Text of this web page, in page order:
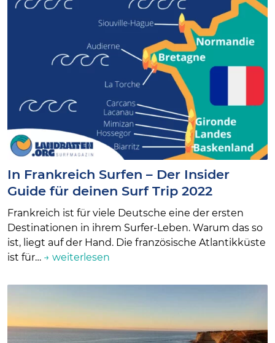
In Frankreich Surfen – Der Insider
Guide für deinen Surf Trip 2022
Frankreich ist für viele Deutsche eine der ersten
Destinationen in ihrem Surfer-Leben. Warum das so
ist, liegt auf der Hand. Die französische Atlantikküste
ist für… → weiterlesen